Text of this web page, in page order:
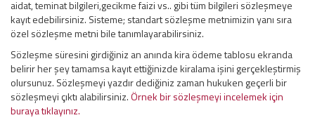
aidat, teminat bilgileri,gecikme faizi vs.. gibi tüm bilgileri sözleşmeye
kayıt edebilirsiniz. Sisteme; standart sözleşme metnimizin yanı sıra
özel sözleşme metni bile tanımlayarabilirsiniz.
Sözleşme süresini girdiğiniz an anında kira ödeme tablosu ekranda
belirir her şey tamamsa kayıt ettiğinizde kiralama işini gerçekleştirmiş
olursunuz. Sözleşmeyi yazdır dediğiniz zaman hukuken geçerli bir
sözleşmeyi çıktı alabilirsiniz.Örnek bir sözleşmeyi incelemek için
buraya tıklayınız.